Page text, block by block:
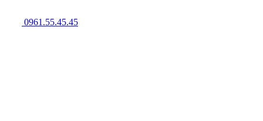
0961.55.45.45